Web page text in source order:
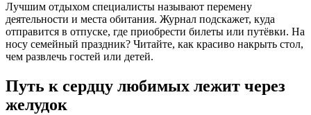
Лучшим отдыхом специалисты называют перемену
деятельности и места обитания. Журнал подскажет, куда
отправится в отпуске, где приобрести билеты или путёвки. На
носу семейный праздник? Читайте, как красиво накрыть стол,
чем развлечь гостей или детей.
Путь к сердцу любимых лежит через
желудок